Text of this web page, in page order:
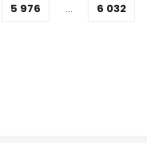
5 976 … 6 032